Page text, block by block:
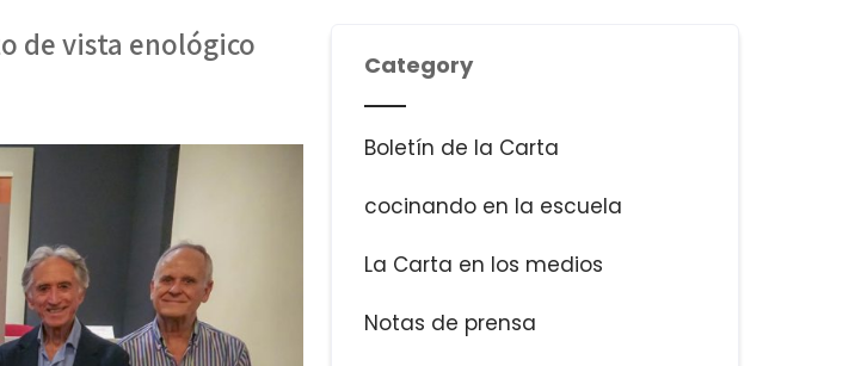
de vista enológico
Category
Boletín de la Carta
cocinando en la escuela
La Carta en los medios
Notas de prensa